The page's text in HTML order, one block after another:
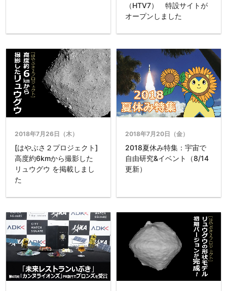
（HTV7） 特設サイトが
オープンしました
2018年7月26日（木）
[はやぶさ２プロジェクト]
高度約6kmから撮影した
リュウグウ を掲載しまし
た
2018年7月20日（金）
2018夏休み特集：宇宙で
自由研究&イベント（8/14
更新）